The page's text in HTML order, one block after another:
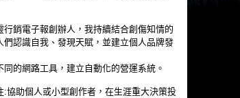
行銷電子報創辦人，我持續結合創傷知情的
們認識自我、發現天賦，並建立個人品牌發
同的網路工具，建立自動化的營運系統。
:協助個人或小型創作者，在生涯重大決策投